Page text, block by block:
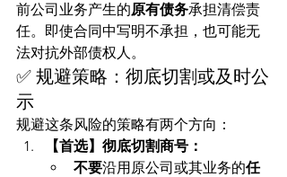
前公司业务产生的原有债务承担清偿责
任。即使合同中写明不承担，也可能无
法对抗外部债权人。
✅ 规避策略：彻底切割或及时公
示
规避这条风险的策略有两个方向：
【首选】彻底切割商号：
不要沿用原公司或其业务的任